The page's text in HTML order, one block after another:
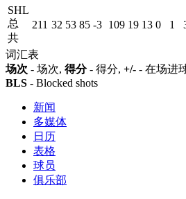
SHL
总
共
211 32 53 85 -3 109 19 13 0 1
词汇表
场次 - 场次, 得分- 得分, +/- - 在场进
BLS - Blocked shots
新闻
多媒体
日历
表格
球员
俱乐部